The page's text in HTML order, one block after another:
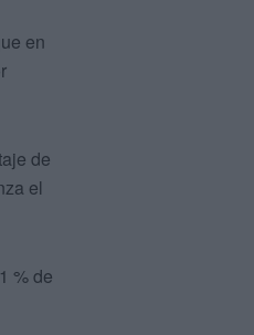
en
de
el
% de